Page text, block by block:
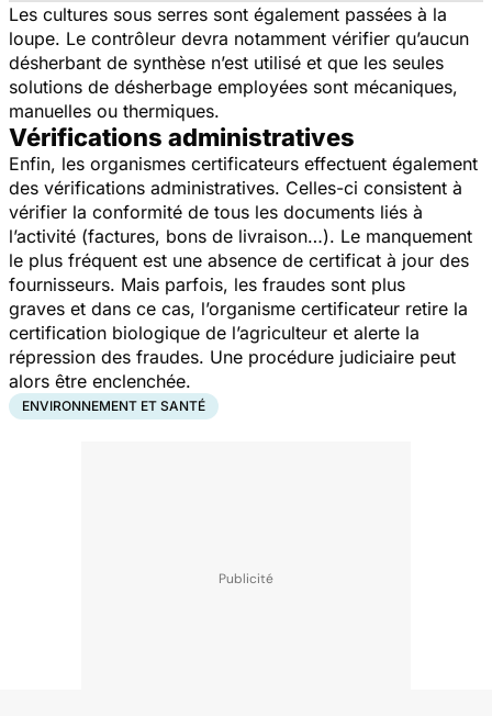
Les cultures sous serres sont également passées à la
loupe. Le contrôleur devra notamment vérifier qu’aucun
désherbant de synthèse n’est utilisé et que les seules
solutions de désherbage employées sont mécaniques,
manuelles ou thermiques.
Vérifications administratives
Enfin, les organismes certificateurs effectuent également
des vérifications administratives. Celles-ci consistent à
vérifier la conformité de tous les documents liés à
l’activité (factures, bons de livraison…). Le manquement
le plus fréquent est une absence de certificat à jour des
fournisseurs. Mais parfois, les fraudes sont plus
graves et dans ce cas, l’organisme certificateur retire la
certification biologique de l’agriculteur et alerte la
répression des fraudes. Une procédure judiciaire peut
alors être enclenchée.
ENVIRONNEMENT ET SANTÉ